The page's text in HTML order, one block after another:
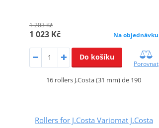
1 203 Kč
1 023 Kč Na objednávku
Do košíku
Porovnat
16 rollers J.Costa (31 mm) de 190
Rollers for J.Costa Variomat J.Costa